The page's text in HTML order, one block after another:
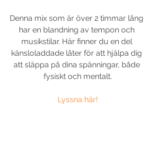
Denna mix som är över 2 timmar lång
har en blandning av tempon och
musikstilar. Här finner du en del
känsloladdade låter för att hjälpa dig
att släppa på dina spänningar, både
fysiskt och mentalt.
Lyssna här!